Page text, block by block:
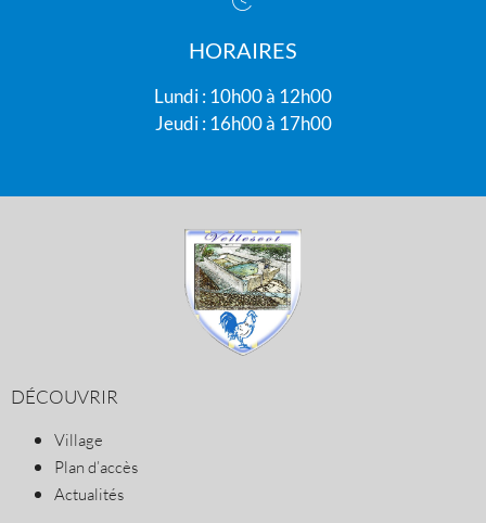
HORAIRES
Lundi : 10h00 à 12h00
Jeudi : 16h00 à 17h00
DÉCOUVRIR
Village
Plan d’accès
Actualités